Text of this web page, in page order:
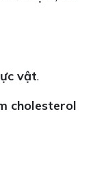
vật.
cholesterol